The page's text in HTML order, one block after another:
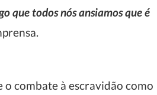
que todos nós ansiamos que é
combate à escravidão como